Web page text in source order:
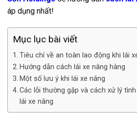
áp dụng nhất!
Mục lục bài viết
Tiêu chí về an toàn lao động khi lái
Hướng dẫn cách lái xe nâng hàng
Một số lưu ý khi lái xe nâng
Các lỗi thường gặp và cách xử lý
lái xe nâng